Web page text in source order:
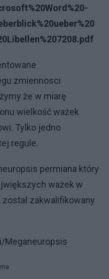
zmiennosci
że w miarę
wielkość ważek
Tylko jedno
regule.
permiana który
ważek w
zakwalifikowany
Meganeuropsis